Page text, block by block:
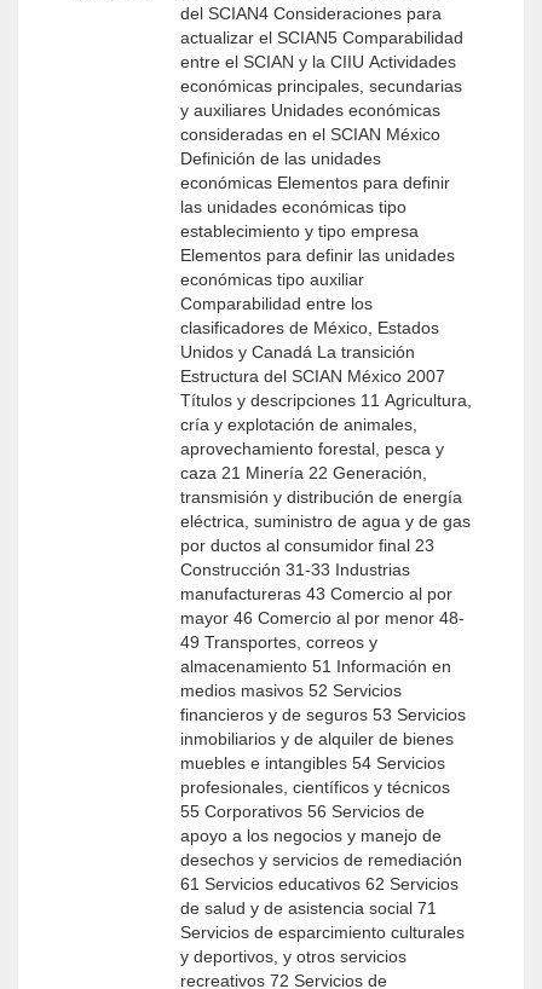
del SCIAN4 Consideraciones para
actualizar el SCIAN5 Comparabilidad
entre el SCIAN y la CIIU Actividades
económicas principales, secundarias
y auxiliares Unidades económicas
consideradas en el SCIAN México
Definición de las unidades
económicas Elementos para definir
las unidades económicas tipo
establecimiento y tipo empresa
Elementos para definir las unidades
económicas tipo auxiliar
Comparabilidad entre los
clasificadores de México, Estados
Unidos y Canadá La transición
Estructura del SCIAN México 2007
Títulos y descripciones 11 Agricultura,
cría y explotación de animales,
aprovechamiento forestal, pesca y
caza 21 Minería 22 Generación,
transmisión y distribución de energía
eléctrica, suministro de agua y de gas
por ductos al consumidor final 23
Construcción 31-33 Industrias
manufactureras 43 Comercio al por
mayor 46 Comercio al por menor 48-
49 Transportes, correos y
almacenamiento 51 Información en
medios masivos 52 Servicios
financieros y de seguros 53 Servicios
inmobiliarios y de alquiler de bienes
muebles e intangibles 54 Servicios
profesionales, científicos y técnicos
55 Corporativos 56 Servicios de
apoyo a los negocios y manejo de
desechos y servicios de remediación
61 Servicios educativos 62 Servicios
de salud y de asistencia social 71
Servicios de esparcimiento culturales
y deportivos, y otros servicios
recreativos 72 Servicios de